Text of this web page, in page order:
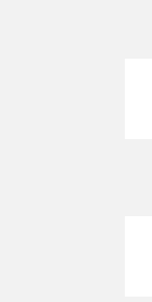
Верхняя